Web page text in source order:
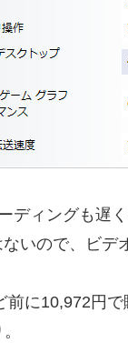
ディングも遅
いので、ビデ
に10,972円